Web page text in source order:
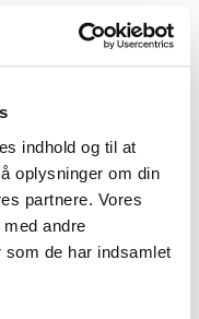
indhold og til at
oplysninger om din
partnere. Vores
andre
de har indsamlet
når der er